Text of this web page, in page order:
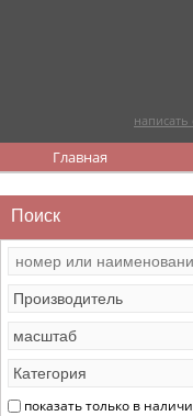
Главная
Поиск
показать только в